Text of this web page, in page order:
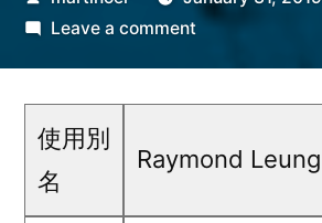
by
Leave a commenton
Facebook
使用別
名
Raymond Leung